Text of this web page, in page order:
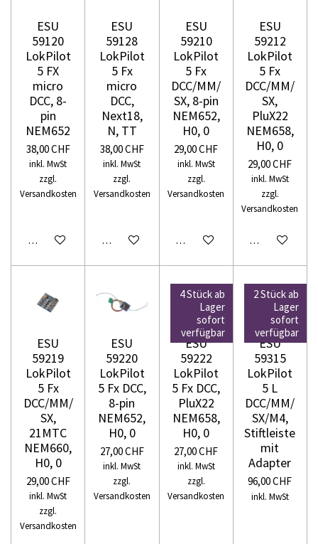
ESU
59120
LokPilot
5 FX
micro
DCC, 8-
pin
NEM652
38,00 CHF
inkl. MwSt
zzgl.
Versandkosten
In den Warenkorb
ESU
59128
LokPilot
5 Fx
micro
DCC,
Next18,
N, TT
38,00 CHF
inkl. MwSt
zzgl.
Versandkosten
In den Warenkorb
ESU
59210
LokPilot
5 Fx
DCC/MM/
SX, 8-pin
NEM652,
H0, 0
29,00 CHF
inkl. MwSt
zzgl.
Versandkosten
In den Warenkorb
ESU
59212
LokPilot
5 Fx
DCC/MM/
SX,
PluX22
NEM658,
H0, 0
29,00 CHF
inkl. MwSt
zzgl.
Versandkosten
In den
ESU
59219
LokPilot
5 Fx
DCC/MM/
SX,
21MTC
NEM660,
H0, 0
29,00 CHF
inkl. MwSt
zzgl.
Versandkosten
ESU
59220
LokPilot
5 Fx DCC,
8-pin
NEM652,
H0, 0
27,00 CHF
inkl. MwSt
zzgl.
Versandkosten
4 Stück ab
Lager
sofort
verfügbar
ESU
59222
LokPilot
5 Fx DCC,
PluX22
NEM658,
H0, 0
27,00 CHF
inkl. MwSt
zzgl.
Versandkosten
2 Stück ab
Lager
sofort
verfügbar
ESU
59315
LokPilot
5 L
DCC/MM/
SX/M4,
Stiftleiste
mit
Adapter
96,00 CHF
inkl. MwSt